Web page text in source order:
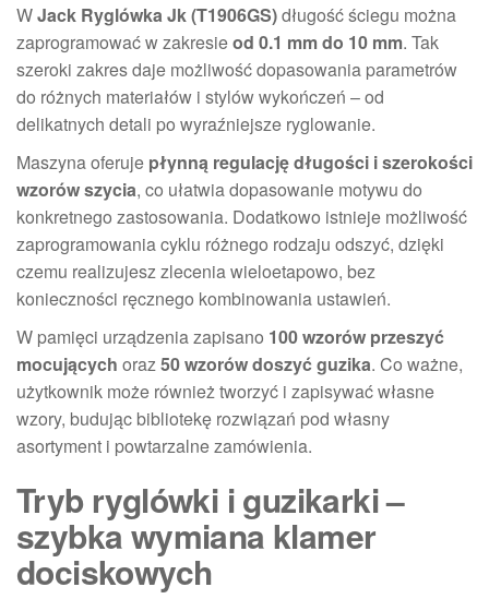
WJack Ryglówka Jk (T1906GS)długość ściegu można
zaprogramować w zakresieod 0.1 mm do 10 mm. Tak
szeroki zakres daje możliwość dopasowania parametrów
do różnych materiałów i stylów wykończeń – od
delikatnych detali po wyraźniejsze ryglowanie.
Maszyna oferuje płynną regulację długości i szerokości
wzorów szycia, co ułatwia dopasowanie motywu do
konkretnego zastosowania. Dodatkowo istnieje możliwość
zaprogramowania cyklu różnego rodzaju odszyć, dzięki
czemu realizujesz zlecenia wieloetapowo, bez
konieczności ręcznego kombinowania ustawień.
W pamięci urządzenia zapisano 100 wzorów przeszyć
mocujących oraz50 wzorów doszyć guzika. Co ważne,
użytkownik może również tworzyć i zapisywać własne
wzory, budując bibliotekę rozwiązań pod własny
asortyment i powtarzalne zamówienia.
Tryb ryglówki i guzikarki –
szybka wymiana klamer
dociskowych